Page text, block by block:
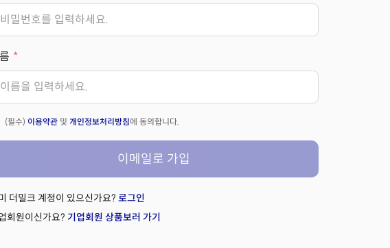
(필수) 이용약관 및 개인정보처리방침에 동의합니다.
이메일로 가입
더밀크 계정이 있으신가요? 로그인
회원이신가요? 기업회원 상품보러 가기